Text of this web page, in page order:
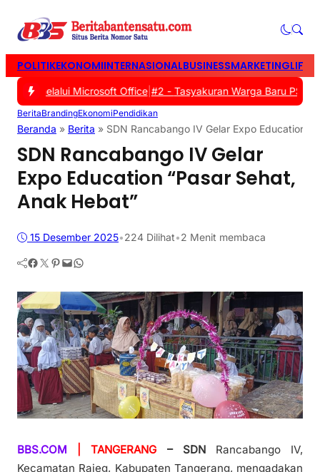
POLITIKEKONOMIINTERNASIONALBUSINESSMARKETING
melalui Microsoft Office|#2 -Tasyakuran Warga Baru PSHT
BeritaBrandingEkonomiPendidikan
Beranda » Berita » SDN Rancabango IV Gelar Expo Education
SDN Rancabango IV Gelar
Expo Education “Pasar Sehat,
Anak Hebat”
15 Desember 2025•224 Dilihat•2 Menit membaca
Facebook Twitter Pinterest Mail WhatsApp
BBS.COM | TANGERANG – SDNRancabango IV,
Kecamatan Rajeg, Kabupaten Tangerang, mengadakan